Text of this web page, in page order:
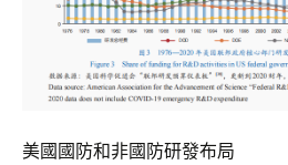
美國國防和非國防研發布局